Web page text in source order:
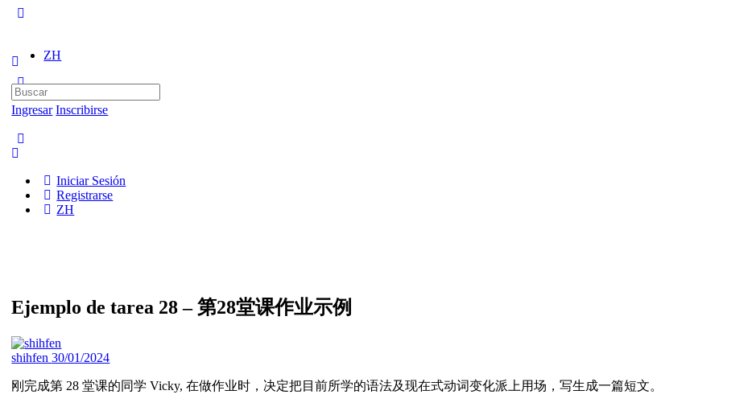
ZH
Ingresar Inscribirse
Buscar:
Iniciar Sesión
Registrarse
ZH
Ejemplo de tarea 28 – 第28堂课作业示例
shihfen30/01/2024
刚完成第 28 堂课的同学 Vicky, 在做作业时，决定把目前所学的语法及现在式动词变化派上用场，写生成一篇短文。